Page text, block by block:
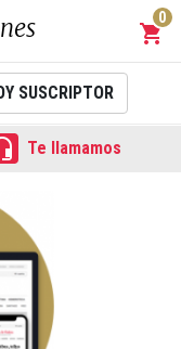
shopping_cart
0
SUSCRIPTOR
Te llamamos